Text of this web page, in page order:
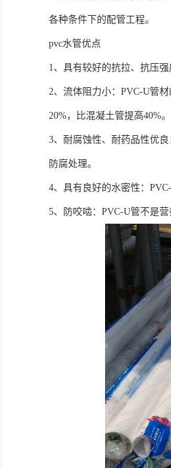
各种条件下的配管工程。
pvc水管优点
1、具有较好的抗拉、抗压
2、流体阻力小：PVC-U管
20%，比混凝土管提高40%。
3、耐腐蚀性、耐药品性优
防腐处理。
4、具有良好的水密性：
5、防咬啮：PVC-U管不是